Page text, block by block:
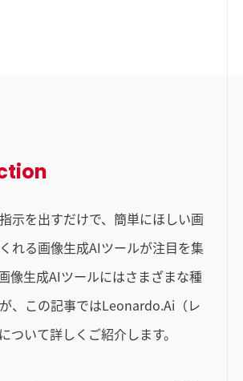
示を出すだけで、簡単にほしい画
れる画像生成AIツールが注目を集
像生成AIツールにはさまざまな種
、この記事ではLeonardo.Ai（レ
ついて詳しくご紹介します。